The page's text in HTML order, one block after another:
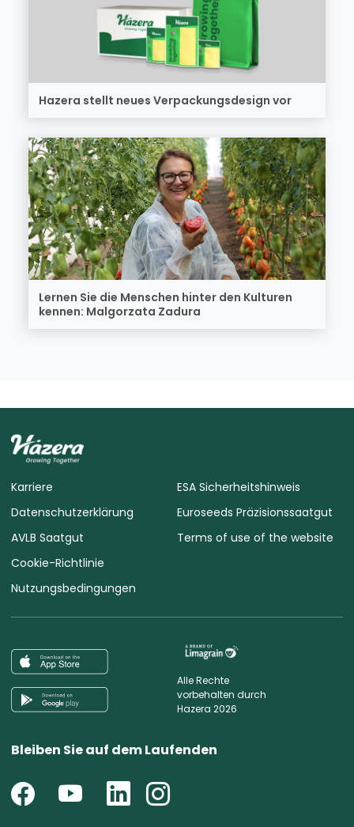
Hazera stellt neues Verpackungsdesign vor
Lernen Sie die Menschen hinter den Kulturen
kennen: Malgorzata Zadura
Karriere
Datenschutzerklärung
AVLB Saatgut
Cookie-Richtlinie
Nutzungsbedingungen
ESA Sicherheitshinweis
Euroseeds Präzisionssaatgut
Terms of use of the website
Alle Rechte
vorbehalten durch
Hazera 2026
Bleiben Sie auf dem Laufenden